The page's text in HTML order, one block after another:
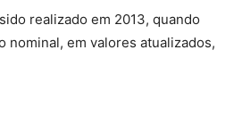
realizado em 2013, quando
nominal, em valores atualizados,